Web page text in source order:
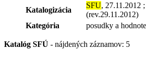
Katalogizácia
SFU, 27.11.2012
(rev.29.11.2012)
Kategória
posudky a
Katalóg SFÚ - nájdených záznamov: 5